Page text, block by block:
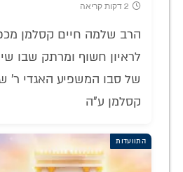
2 דקות קריאה
הרב שלמה חיים קסלמן
לראיון חשוף ומרתק שבו
של סבו המשפיע האגדי ר'
קסלמן ע"ה
התוועדות